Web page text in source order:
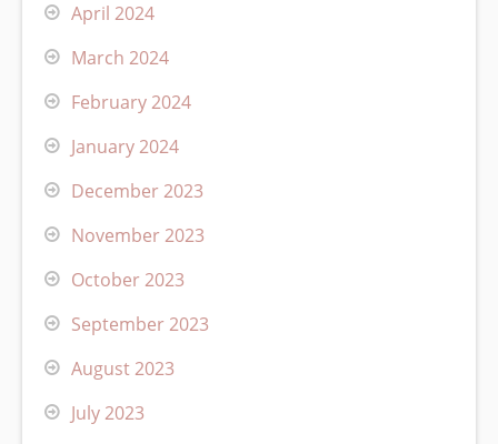
April 2024
March 2024
February 2024
January 2024
December 2023
November 2023
October 2023
September 2023
August 2023
July 2023